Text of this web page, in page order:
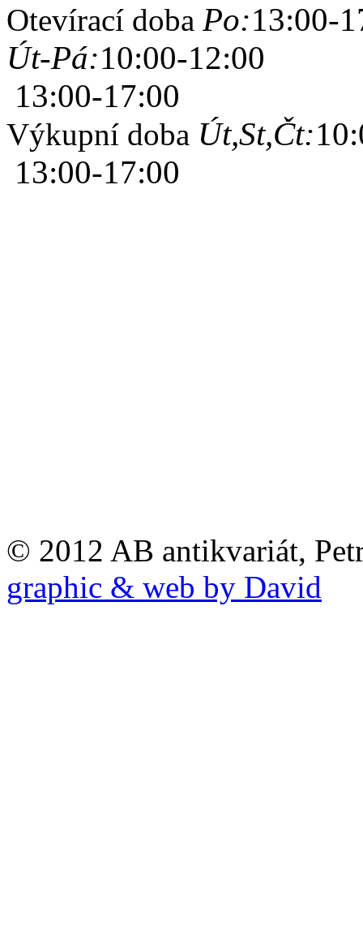
Otevírací doba Po:13:00-
Út-Pá:10:00-12:00
13:00-17:00
Výkupní doba Út,St,Čt:
13:00-17:00
© 2012 AB antikvariát,
graphic & web by David